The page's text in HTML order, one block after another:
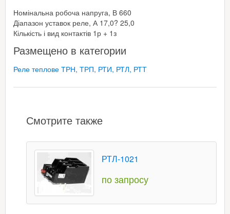
Номінальна робоча напруга, В 660
Діапазон уставок реле, А 17,0? 25,0
Кількість і вид контактів 1р + 1з
Размещено в категории
Реле теплове ТРН, ТРП, РТИ, РТЛ, РТТ
Смотрите также
РТЛ-1021
по запросу